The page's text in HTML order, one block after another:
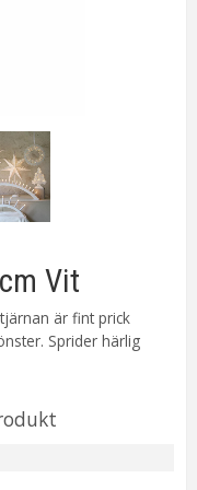
Vit
är fint prick
Sprider härlig